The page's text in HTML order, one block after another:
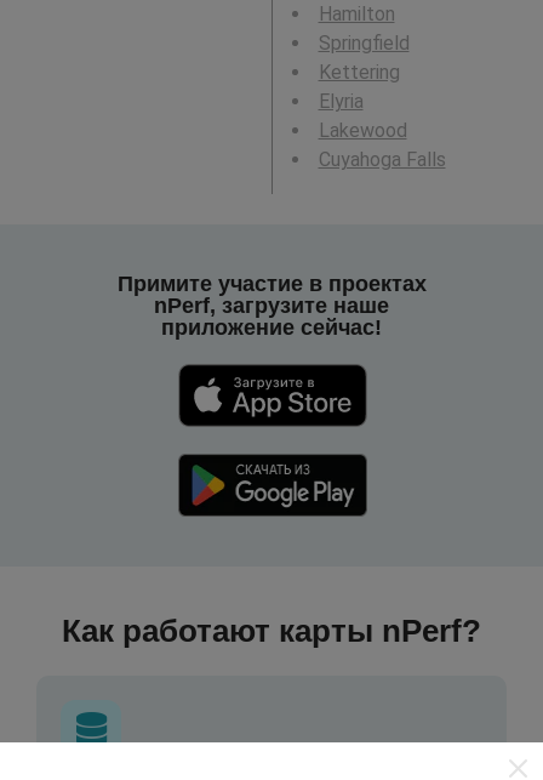
Hamilton
Springfield
Kettering
Elyria
Lakewood
Cuyahoga Falls
Примите участие в проектах
nPerf, загрузите наше
приложение сейчас!
Как работают карты nPerf?